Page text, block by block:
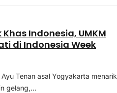
Indonesia, UMKM
di Indonesia Week
Tenan asal Yogyakarta menarik
gelang,...